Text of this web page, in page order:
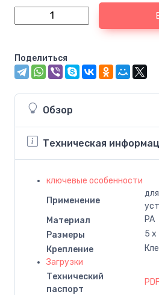
Поделиться
Обзор
Техническая
ключевые особенности
Применение
Материал
PA
Размеры
5 x
Крепление
Загрузки
Технический
паспорт